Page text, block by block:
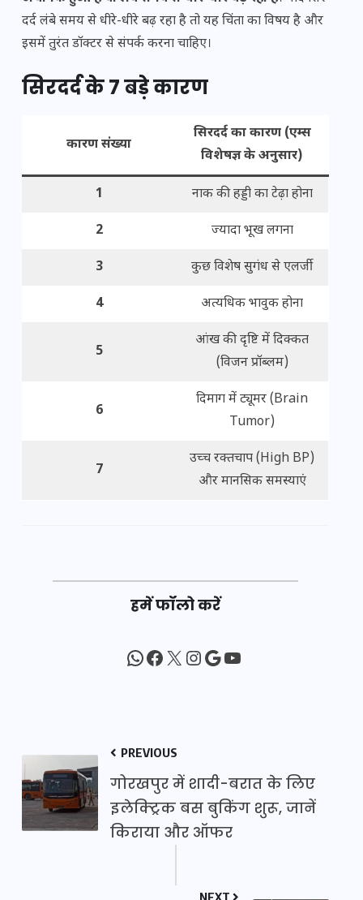
दर्द लंबे समय से धीरे-धीरे बढ़ रहा है तो यह चिंता का विषय है और
इसमें तुरंत डॉक्टर से संपर्क करना चाहिए।
सिरदर्द के 7 बड़े कारण
कारण संख्या
सिरदर्द का कारण (एम्स
विशेषज्ञ के अनुसार)
1 नाक की हड्डी का टेढ़ा होना
2 ज्यादा भूख लगना
3 कुछ विशेष सुगंध से एलर्जी
4 अत्यधिक भावुक होना
5
आंख की दृष्टि में दिक्कत
(विजन प्रॉब्लम)
6
दिमाग में ट्यूमर (Brain
Tumor)
7
उच्च रक्तचाप (High BP)
और मानसिक समस्याएं
हमें फॉलो करें
WhatsApp
Facebook
X Instagram
Google
YouTube
PREVIOUS
गोरखपुर में शादी-बरात के लिए
इलेक्ट्रिक बस बुकिंग शुरू, जानें
किराया और ऑफर
NEXT